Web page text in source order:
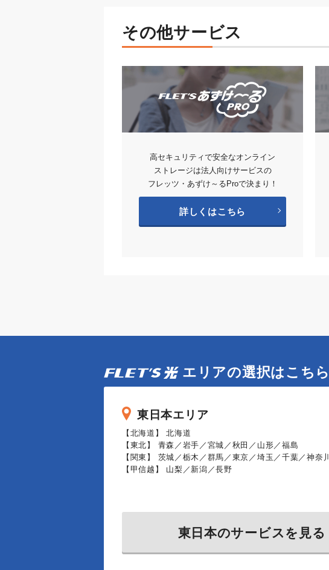
その他サービス
高セキュリティで安全なオンライン
ストレージは法人向けサービスの
フレッツ・あずけ～るProで決まり！
詳しくはこちら
エリアの選択はこちら
東日本エリア
【北海道】 北海道
【東北】 青森／岩手／宮城／秋田／山形／福島
【関東】 茨城／栃木／群馬／東京／埼玉／千葉／神奈川
【甲信越】 山梨／新潟／長野
東日本のサービスを見る